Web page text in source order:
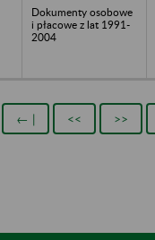
Dokumenty osobowe
i płacowe z lat 1991-
2004
← | << >>